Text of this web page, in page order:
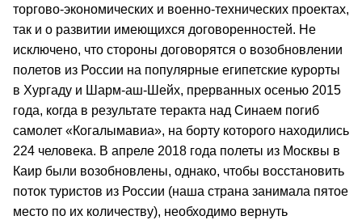
торгово-экономических и военно-технических проектах,
так и о развитии имеющихся договоренностей. Не
исключено, что стороны договорятся о возобновлении
полетов из России на популярные египетские курорты
в Хургаду и Шарм-аш-Шейх, прерванных осенью 2015
года, когда в результате теракта над Синаем погиб
самолет «Когалымавиа», на борту которого находились
224 человека. В апреле 2018 года полеты из Москвы в
Каир были возобновлены, однако, чтобы восстановить
поток туристов из России (наша страна занимала пятое
место по их количеству), необходимо вернуть